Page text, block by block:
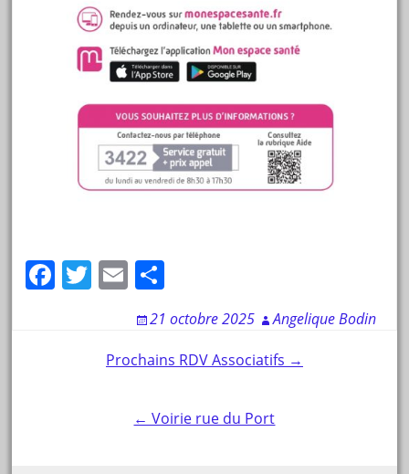
F T
er
E
m
ai
l
ar
ta
g
21 octobre 2025 Angelique Bodin
navigation
Prochains RDV Associatifs →
← Voirie rue du Port